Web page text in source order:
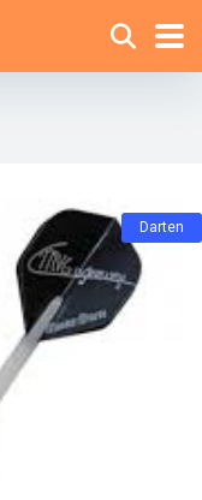
Darten